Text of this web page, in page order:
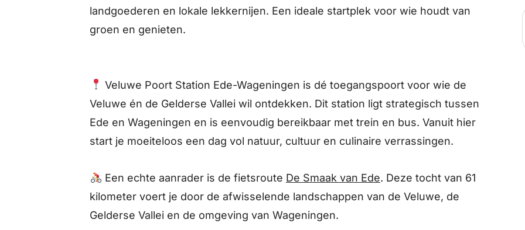
landgoederen en lokale lekkernijen. Een ideale startplek voor wie houdt van
groen en genieten.
Veluwe Poort Station Ede-Wageningen is dé toegangspoort voor wie de
Veluwe én de Gelderse Vallei wil ontdekken. Dit station ligt strategisch tussen
Ede en Wageningen en is eenvoudig bereikbaar met trein en bus. Vanuit hier
start je moeiteloos een dag vol natuur, cultuur en culinaire verrassingen.
Een echte aanrader is de fietsroute De Smaak van Ede. Deze tocht van 61
kilometer voert je door de afwisselende landschappen van de Veluwe, de
Gelderse Vallei en de omgeving van Wageningen.